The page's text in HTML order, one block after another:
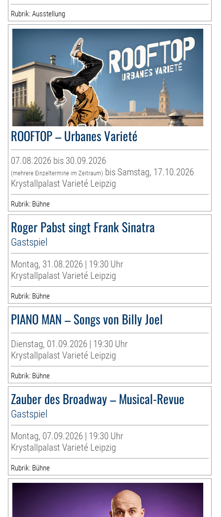
Rubrik: Ausstellung
ROOFTOP – Urbanes Varieté
07.08.2026 bis 30.09.2026
(mehrere Einzeltermine im Zeitraum) bis Samstag, 17.10.2026
Krystallpalast Varieté Leipzig
Rubrik: Bühne
Roger Pabst singt Frank Sinatra
Gastspiel
Montag, 31.08.2026 | 19:30 Uhr
Krystallpalast Varieté Leipzig
Rubrik: Bühne
PIANO MAN – Songs von Billy Joel
Dienstag, 01.09.2026 | 19:30 Uhr
Krystallpalast Varieté Leipzig
Rubrik: Bühne
Zauber des Broadway – Musical-Revue
Gastspiel
Montag, 07.09.2026 | 19:30 Uhr
Krystallpalast Varieté Leipzig
Rubrik: Bühne